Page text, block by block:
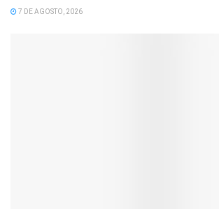
7 DE AGOSTO, 2026